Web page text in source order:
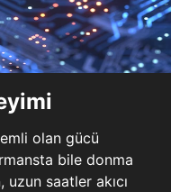
olan gücü
bile donma
saatler akıcı